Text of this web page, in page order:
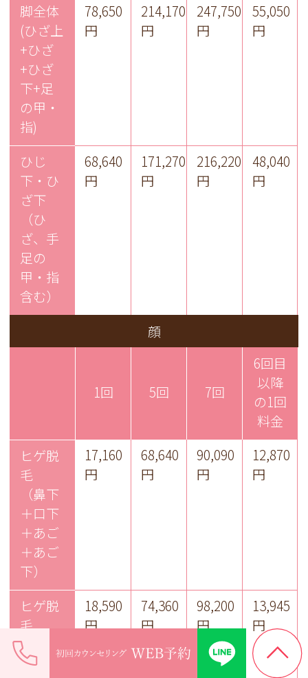
脚全体
(ひざ上
+ひざ
+ひざ
下+足
の甲・
指)
78,650
円
214,170
円
247,750
円
55,050
円
ひじ
下・ひ
ざ下
（ひ
ざ、手
足の
甲・指
含む）
68,640
円
171,270
円
216,220
円
48,040
円
顔
1回 5回 7回
6回目
以降
の1回
料金
ヒゲ脱
毛
（鼻下
＋口下
＋あご
＋あご
下）
17,160
円
68,640
円
90,090
円
12,870
円
ヒゲ脱
毛
（鼻下
＋口下
18,590
円
74,360
円
98,200
円
13,945
円